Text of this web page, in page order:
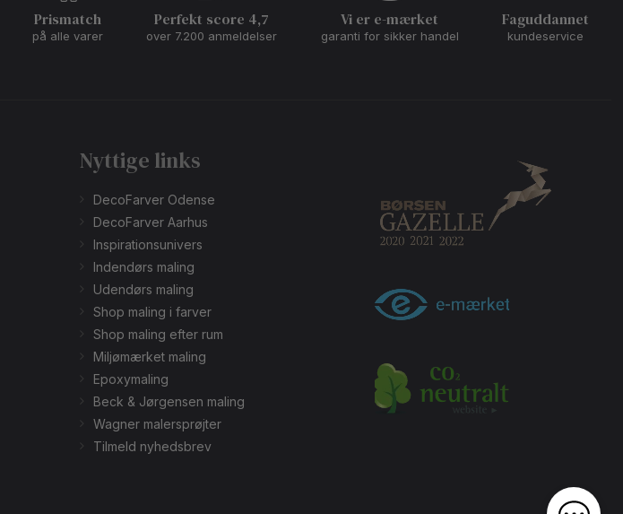
Prismatch
på alle varer
Perfekt score 4,7
over 7.200 anmeldelser
Vi er e-mærket
garanti for sikker handel
Faguddannet
kundeservice
Nyttige links
DecoFarver Odense
DecoFarver Aarhus
Inspirationsunivers
Indendørs maling
Udendørs maling
Shop maling i farver
Shop maling efter rum
Miljømærket maling
Epoxymaling
Beck & Jørgensen maling
Wagner malersprøjter
Tilmeld nyhedsbrev